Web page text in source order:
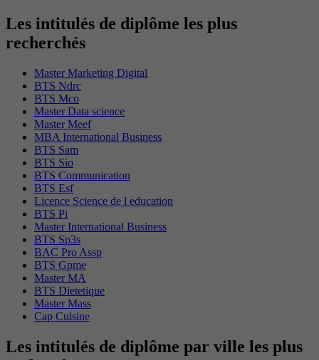
Les intitulés de diplôme les plus
recherchés
Master Marketing Digital
BTS Ndrc
BTS Mco
Master Data science
Master Meef
MBA International Business
BTS Sam
BTS Sio
BTS Communication
BTS Esf
Licence Science de l education
BTS Pi
Master International Business
BTS Sp3s
BAC Pro Assp
BTS Gpme
Master MA
BTS Dietetique
Master Mass
Cap Cuisine
Les intitulés de diplôme par ville les plus